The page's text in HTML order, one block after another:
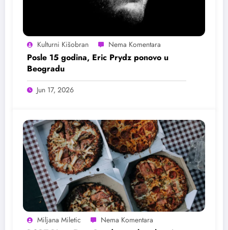
Kulturni Kišobran
Posle 15 godina, Eric Prydz ponovo u
Beogradu
Jun 17, 2026
Miljana Miletic